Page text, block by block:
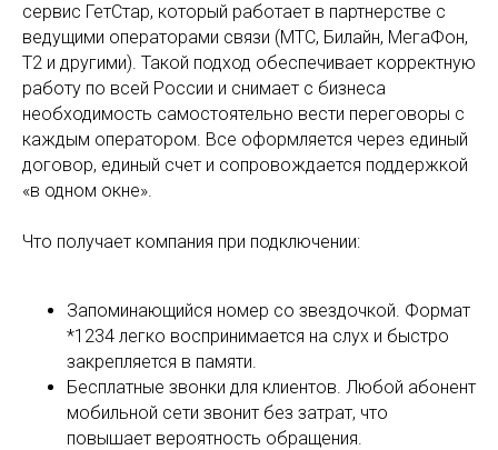
сервис ГетСтар, который работает в партнерстве с
ведущими операторами связи (МТС, Билайн, МегаФон,
Т2 и другими). Такой подход обеспечивает корректную
работу по всей России и снимает с бизнеса
необходимость самостоятельно вести переговоры с
каждым оператором. Все оформляется через единый
договор, единый счет и сопровождается поддержкой
«в одном окне».
Что получает компания при подключении:
Запоминающийся номер со звездочкой. Формат
*1234 легко воспринимается на слух и быстро
закрепляется в памяти.
Бесплатные звонки для клиентов. Любой абонент
мобильной сети звонит без затрат, что
повышает вероятность обращения.